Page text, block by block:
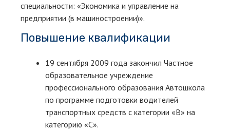
специальности: «Экономика и управление на
предприятии (в машиностроении)».
Повышение квалификации
19 сентября 2009 года закончил Частное
образовательное учреждение
профессионального образования Автошкола
по программе подготовки водителей
транспортных средств с категории «В» на
категорию «С».